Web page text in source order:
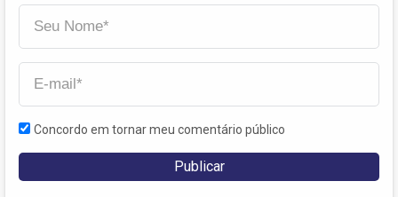
Concordo em tornar meu comentário público